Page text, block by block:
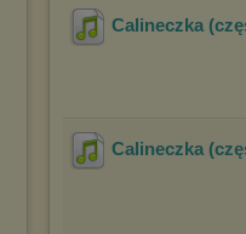
Calineczka
Calineczka